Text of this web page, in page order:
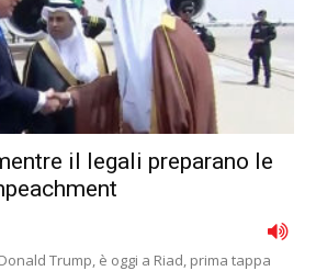
il legali preparano le
Trump, è oggi a Riad, prima tappa